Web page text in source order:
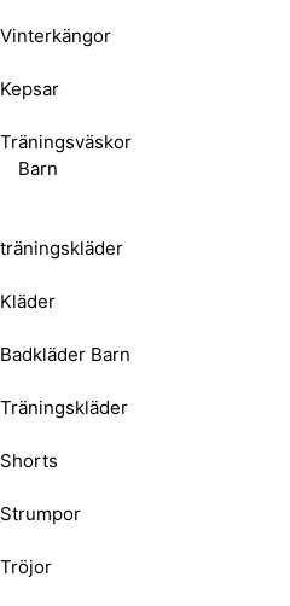
Vinterkängor
Kepsar
Träningsväskor
Barn
träningskläder
Kläder
Badkläder Barn
Träningskläder
Shorts
Strumpor
Tröjor